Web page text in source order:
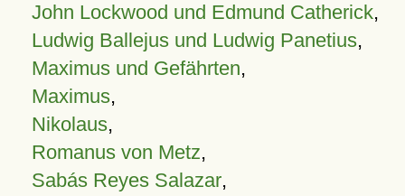
John Lockwood und Edmund Catherick,
Ludwig Ballejus und Ludwig Panetius,
Maximus und Gefährten,
Maximus,
Nikolaus,
Romanus von Metz,
Sabás Reyes Salazar,